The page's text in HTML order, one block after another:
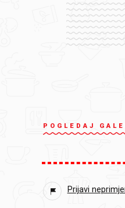
POGLEDAJ
Prijavi